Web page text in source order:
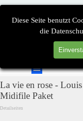
Diese Seite benutzt
die
Direkt zum Seiteninhalt
La vie en rose -
Midifile Paket
Detailseiten